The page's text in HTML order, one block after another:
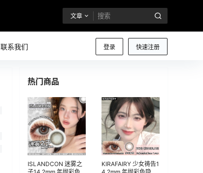
文章
登录 快速注册
联系我们
热门商品
ISLANDCON 迷雾之
KIRAFAIRY 少女祷告1